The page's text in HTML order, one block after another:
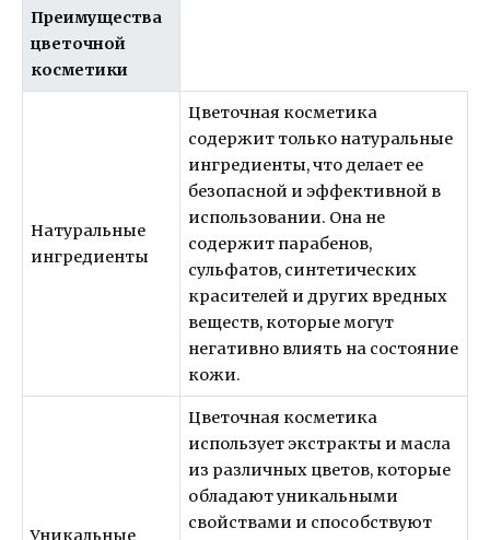
Преимущества
цветочной
косметики
Натуральные
ингредиенты
Цветочная косметика
содержит только натуральные
ингредиенты, что делает ее
безопасной и эффективной в
использовании. Она не
содержит парабенов,
сульфатов, синтетических
красителей и других вредных
веществ, которые могут
негативно влиять на состояние
кожи.
Уникальные
Цветочная косметика
использует экстракты и масла
из различных цветов, которые
обладают уникальными
свойствами и способствуют